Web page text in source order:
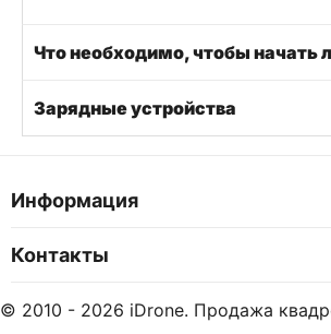
Что необходимо, чтобы начать
Зарядные устройства
Информация
Контакты
© 2010 - 2026 iDrone. Продажа